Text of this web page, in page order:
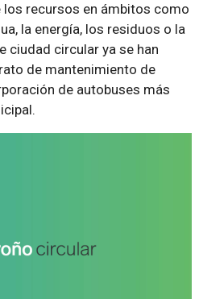
recursos en ámbitos como
la energía, los residuos o la
ciudad circular ya se han
de mantenimiento de
de autobuses más